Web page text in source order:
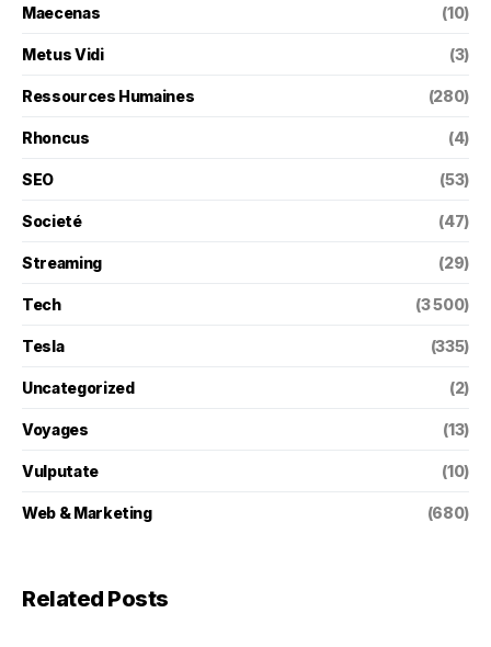
Maecenas (10)
Metus Vidi (3)
Ressources Humaines (280)
Rhoncus (4)
SEO (53)
Societé (47)
Streaming (29)
Tech (3 500)
Tesla (335)
Uncategorized (2)
Voyages (13)
Vulputate (10)
Web & Marketing (680)
Related Posts